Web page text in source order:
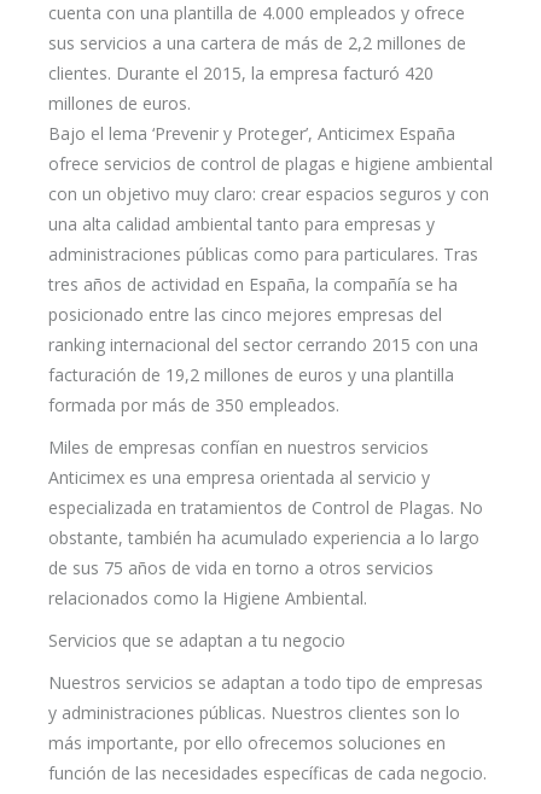
cuenta con una plantilla de 4.000 empleados y ofrece
sus servicios a una cartera de más de 2,2 millones de
clientes. Durante el 2015, la empresa facturó 420
millones de euros.
Bajo el lema ‘Prevenir y Proteger’, Anticimex España
ofrece servicios de control de plagas e higiene ambiental
con un objetivo muy claro: crear espacios seguros y con
una alta calidad ambiental tanto para empresas y
administraciones públicas como para particulares. Tras
tres años de actividad en España, la compañía se ha
posicionado entre las cinco mejores empresas del
ranking internacional del sector cerrando 2015 con una
facturación de 19,2 millones de euros y una plantilla
formada por más de 350 empleados.
Miles de empresas confían en nuestros servicios
Anticimex es una empresa orientada al servicio y
especializada en tratamientos de Control de Plagas. No
obstante, también ha acumulado experiencia a lo largo
de sus 75 años de vida en torno a otros servicios
relacionados como la Higiene Ambiental.
Servicios que se adaptan a tu negocio
Nuestros servicios se adaptan a todo tipo de empresas
y administraciones públicas. Nuestros clientes son lo
más importante, por ello ofrecemos soluciones en
función de las necesidades específicas de cada negocio.